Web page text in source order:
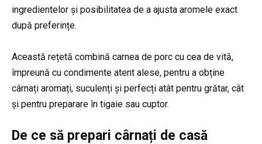
ingredientelor și posibilitatea de a ajusta aromele exact
după preferințe.
Această rețetă combină carnea de porc cu cea de vită,
împreună cu condimente atent alese, pentru a obține
cârnați aromați, suculenți și perfecți atât pentru grătar, cât
și pentru preparare în tigaie sau cuptor.
De ce să prepari cârnați de casă